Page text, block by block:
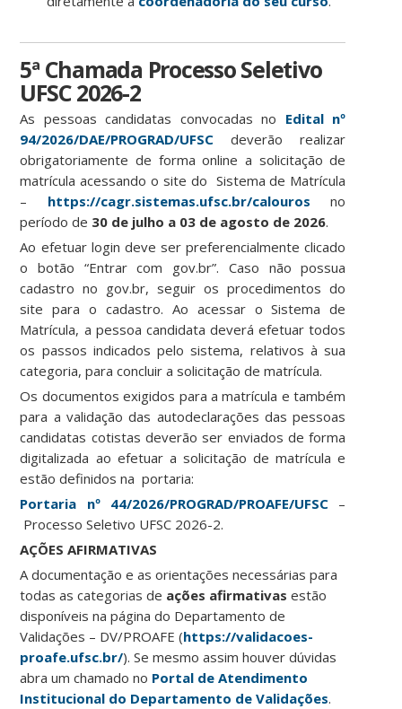
5ª Chamada Processo Seletivo
UFSC 2026-2
As pessoas candidatas convocadas no Edital nº
94/2026/DAE/PROGRAD/UFSC deverão realizar
obrigatoriamente de forma online a solicitação de
matrícula acessando o site do Sistema de Matrícula
– https://cagr.sistemas.ufsc.br/calouros no
período de 30 de julho a 03 de agosto de 2026.
Ao efetuar login deve ser preferencialmente clicado
o botão “Entrar com gov.br”. Caso não possua
cadastro no gov.br, seguir os procedimentos do
site para o cadastro. Ao acessar o Sistema de
Matrícula, a pessoa candidata deverá efetuar todos
os passos indicados pelo sistema, relativos à sua
categoria, para concluir a solicitação de matrícula.
Os documentos exigidos para a matrícula e também
para a validação das autodeclarações das pessoas
candidatas cotistas deverão ser enviados de forma
digitalizada ao efetuar a solicitação de matrícula e
estão definidos na portaria:
Portaria nº 44/2026/PROGRAD/PROAFE/UFSC–
Processo Seletivo UFSC 2026-2.
AÇÕES AFIRMATIVAS
A documentação e as orientações necessárias para
todas as categorias de ações afirmativas estão
disponíveis na página do Departamento de
Validações – DV/PROAFE (https://validacoes-
proafe.ufsc.br/). Se mesmo assim houver dúvidas
abra um chamado no Portal de Atendimento
Institucional do Departamento de Validações.